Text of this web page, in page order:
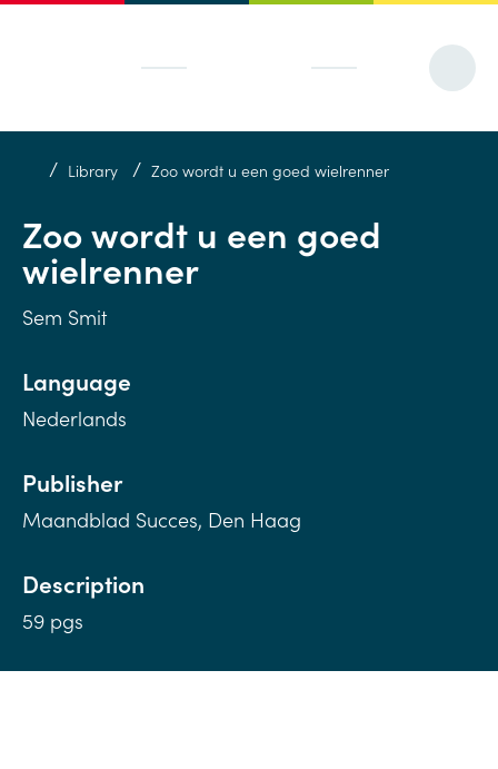
/ Library / Zoo wordt u een goed wielrenner
Zoo wordt u een goed
wielrenner
Sem Smit
Language
Nederlands
Publisher
Maandblad Succes, Den Haag
Description
59 pgs